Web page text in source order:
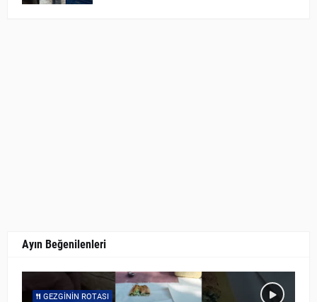
Ayın Beğenilenleri
GEZGININ ROTASI